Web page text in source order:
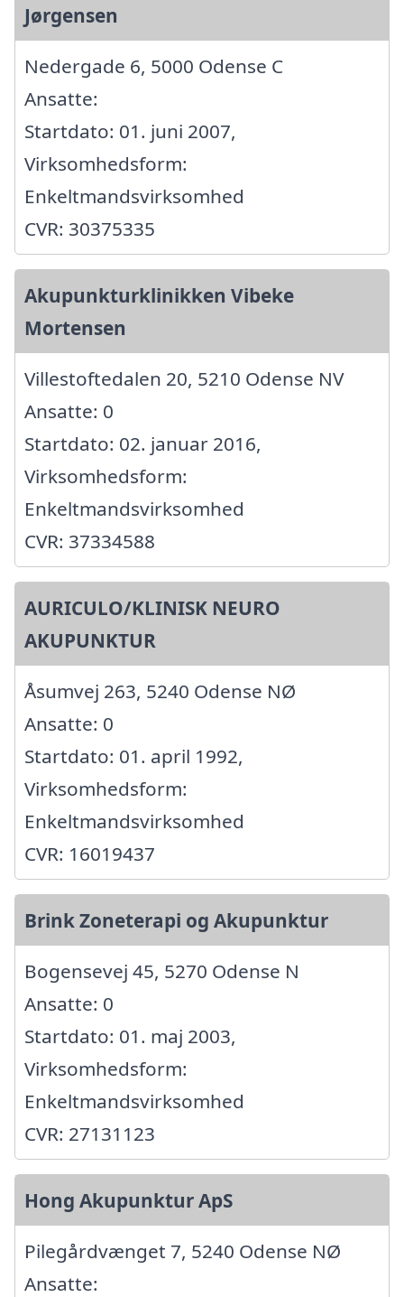
Jørgensen
Nedergade 6, 5000 Odense C
Ansatte:
Startdato: 01. juni 2007,
Virksomhedsform:
Enkeltmandsvirksomhed
CVR: 30375335
Akupunkturklinikken Vibeke
Mortensen
Villestoftedalen 20, 5210 Odense NV
Ansatte: 0
Startdato: 02. januar 2016,
Virksomhedsform:
Enkeltmandsvirksomhed
CVR: 37334588
AURICULO/KLINISK NEURO
AKUPUNKTUR
Åsumvej 263, 5240 Odense NØ
Ansatte: 0
Startdato: 01. april 1992,
Virksomhedsform:
Enkeltmandsvirksomhed
CVR: 16019437
Brink Zoneterapi og Akupunktur
Bogensevej 45, 5270 Odense N
Ansatte: 0
Startdato: 01. maj 2003,
Virksomhedsform:
Enkeltmandsvirksomhed
CVR: 27131123
Hong Akupunktur ApS
Pilegårdvænget 7, 5240 Odense NØ
Ansatte: